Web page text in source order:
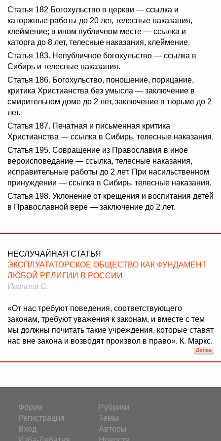
Статья 182 Богохульство в церкви — ссылка и
каторжные работы до 20 лет, телесные наказания,
клеймение; в ином публичном месте — ссылка и
каторга до 8 лет, телесные наказания, клеймение.
Статья 183. Непубличное богохульство — ссылка в
Сибирь и телесные наказания.
Статья 186. Богохульство, поношение, порицание,
критика Христианства без умысла — заключение в
смирительном доме до 2 лет, заключение в тюрьме до 2
лет.
Статья 187. Печатная и письменная критика
Христианства — ссылка в Сибирь, телесные наказания.
Статья 195. Совращение из Православия в иное
вероисповедание — ссылка, телесные наказания,
исправительные работы до 2 лет. При насильственном
принуждении — ссылка в Сибирь, телесные наказания.
Статья 198. Уклонение от крещения и воспитания детей
в Православной вере — заключение до 2 лет.
НЕСЛУЧАЙНАЯ СТАТЬЯ
ЭКСПЛУАТАТОРСКОЕ ОБЩЕСТВО КАК ФУНДАМЕНТ
ЛЮБОЙ РЕЛИГИИ В РОССИИ
Иванеев С.
«От нас требуют поведения, соответствующего
законам, требуют уважения к законам, и вместе с тем
мы должны почитать такие учреждения, которые ставят
нас вне закона и возводят произвол в право». К. Маркс.
Форум
Регистрация
Вход
Рубрики
Темы
Авторы